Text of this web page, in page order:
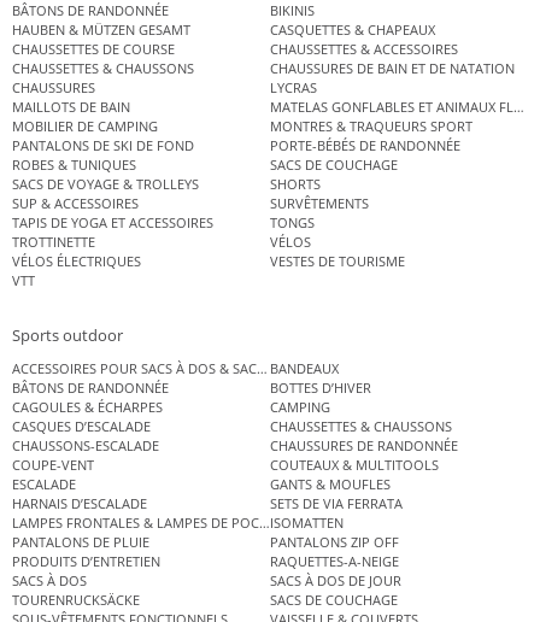
BÂTONS DE RANDONNÉE
BIKINIS
HAUBEN & MÜTZEN GESAMT
CASQUETTES & CHAPEAUX
CHAUSSETTES DE COURSE
CHAUSSETTES & ACCESSOIRES
CHAUSSETTES & CHAUSSONS
CHAUSSURES DE BAIN ET DE NATATION
CHAUSSURES
LYCRAS
MAILLOTS DE BAIN
MATELAS GONFLABLES ET ANIMAUX
MOBILIER DE CAMPING
MONTRES & TRAQUEURS SPORT
PANTALONS DE SKI DE FOND
PORTE-BÉBÉS DE RANDONNÉE
ROBES & TUNIQUES
SACS DE COUCHAGE
SACS DE VOYAGE & TROLLEYS
SHORTS
SUP & ACCESSOIRES
SURVÊTEMENTS
TAPIS DE YOGA ET ACCESSOIRES
TONGS
TROTTINETTE
VÉLOS
VÉLOS ÉLECTRIQUES
VESTES DE TOURISME
VTT
Sports outdoor
ACCESSOIRES POUR SACS À DOS & SACS ÉTANCHES
BANDEAUX
BÂTONS DE RANDONNÉE
BOTTES D’HIVER
CAGOULES & ÉCHARPES
CAMPING
CASQUES D’ESCALADE
CHAUSSETTES & CHAUSSONS
CHAUSSONS-ESCALADE
CHAUSSURES DE RANDONNÉE
COUPE-VENT
COUTEAUX & MULTITOOLS
ESCALADE
GANTS & MOUFLES
HARNAIS D’ESCALADE
SETS DE VIA FERRATA
LAMPES FRONTALES & LAMPES DE POCHEISOMATTEN
PANTALONS DE PLUIE
PANTALONS ZIP OFF
PRODUITS D’ENTRETIEN
RAQUETTES-A-NEIGE
SACS À DOS
SACS À DOS DE JOUR
TOURENRUCKSÄCKE
SACS DE COUCHAGE